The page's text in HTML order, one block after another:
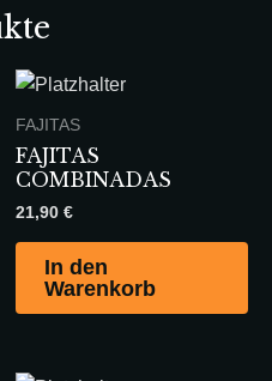
FAJITAS
FAJITAS
COMBINADAS
21,90 €
In den
Warenkorb